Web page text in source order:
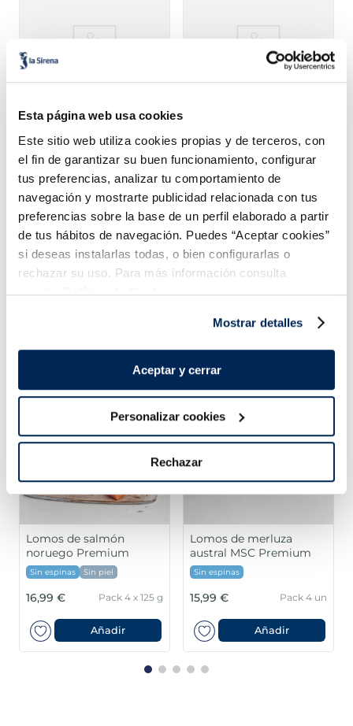
Esta página web usa cookies
Este sitio web utiliza cookies propias y de terceros, con
el fin de garantizar su buen funcionamiento, configurar
tus preferencias, analizar tu comportamiento de
navegación y mostrarte publicidad relacionada con tus
preferencias sobre la base de un perfil elaborado a partir
de tus hábitos de navegación. Puedes “Aceptar cookies”
si deseas instalarlas todas, o bien configurarlas o
rechazar su uso. Para más información consulta
nuestraPolítica de Cookies.
Mostrar detalles
Aceptar y cerrar
Personalizar cookies
Rechazar
4,99 €
Añadir
9,49 €
¡Combínalo y hazte un menú de 10!
Lomos de salmón
noruego Premium
Sin espinas Sin piel
16,99 € Pack 4 x 125 g
Añadir
Lomos de merluza
austral MSC Premium
Sin espinas
15,99 € Pack 4 un
Añadir